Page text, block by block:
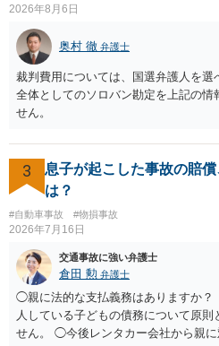
示書類 ・叔母様の診断名、けがの内
・入院の有無、通院回数 ・現在も症
やご家族等が加入している保険に、今
用特約が付帯しているか なお、被害
で、弁護士が受任する場合には、叔母
る必要があります。日本語での十分な
ので、そのあたりのご事情も踏まえ
2026年8月6日
奥村 徹 弁護士
裁判費用については、国選弁護人を選
全体としてのソロバン勘定を上記の情
せん。
3
息子が起こした事故の賠
は？
#自動車事故 #物損事故
2026年7月16日
交通事故に強い弁護士
倉田 勲 弁護士
◯親に法的な支払義務はありますか
人している子どもの債務について原
せん。 ◯今後レンタカー会社から親